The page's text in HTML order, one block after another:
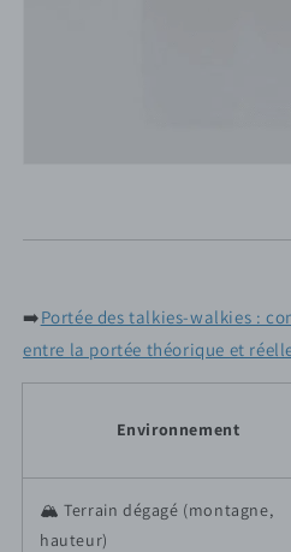
➡️Portée des talkies-walkies :
entre la portée théorique et
Environnement
🏔️ Terrain dégagé (montagne,
hauteur)